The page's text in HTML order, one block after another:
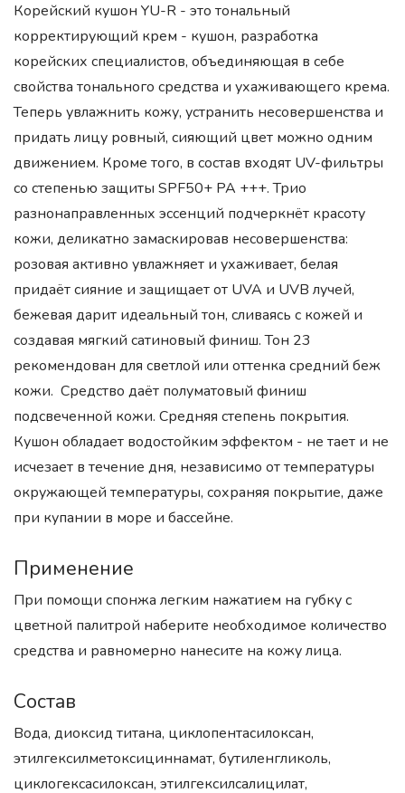
Корейский кушон YU-R - это тональный
корректирующий крем - кушон, разработка
корейских специалистов, объединяющая в себе
свойства тонального средства и ухаживающего крема.
Теперь увлажнить кожу, устранить несовершенства и
придать лицу ровный, сияющий цвет можно одним
движением. Кроме того, в состав входят UV-фильтры
со степенью защиты SPF50+ PA +++. Трио
разнонаправленных эссенций подчеркнёт красоту
кожи, деликатно замаскировав несовершенства:
розовая активно увлажняет и ухаживает, белая
придаёт сияние и защищает от UVA и UVB лучей,
бежевая дарит идеальный тон, сливаясь с кожей и
создавая мягкий сатиновый финиш. Тон 23
рекомендован для светлой или оттенка средний беж
кожи. Средство даёт полуматовый финиш
подсвеченной кожи. Средняя степень покрытия.
Кушон обладает водостойким эффектом - не тает и не
исчезает в течение дня, независимо от температуры
окружающей температуры, сохраняя покрытие, даже
при купании в море и бассейне.
Применение
При помощи спонжа легким нажатием на губку с
цветной палитрой наберите необходимое количество
средства и равномерно нанесите на кожу лица.
Состав
Вода, диоксид титана, циклопентасилоксан,
этилгексилметоксициннамат, бутиленгликоль,
циклогексасилоксан, этилгексилсалицилат,